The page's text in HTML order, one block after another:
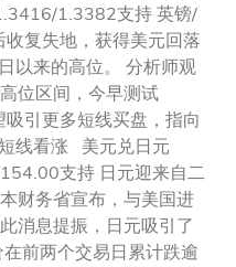
1.3382支持 英镑/
复失地，获得美元回落
以来的高位。 分析师观
位区间，今早测试
引更多短线买盘，指向
线看涨 美元兑日元
支持 日元迎来自二
财务省宣布，与美国进
消息提振，日元吸引了
前两个交易日累计跌逾